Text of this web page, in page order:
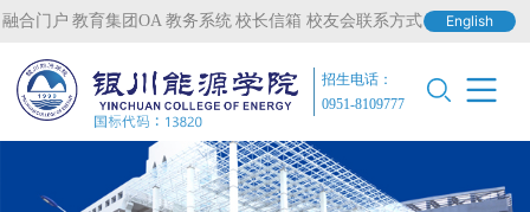
融合门户 教育集团OA 教务系统 校长信箱 校友会联系方式 English
招生电话：
0951-8109777